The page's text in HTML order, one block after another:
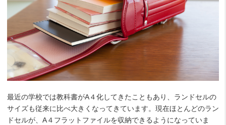
最近の学校では教科書がA４化してきたこともあり、ランドセルの
サイズも従来に比べ大きくなってきています。現在ほとんどのラン
ドセルが、A４フラットファイルを収納できるようになっていま